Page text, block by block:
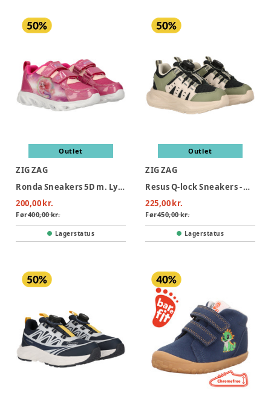
Outlet
ZIG ZAG
Ronda Sneakers 5D m. Lys - Pink Peacock
200,00 kr.
Før400,00 kr.
Lagerstatus
Outlet
ZIG ZAG
Resus Q-lock Sneakers - Green Gables
225,00 kr.
Før450,00 kr.
Lagerstatus